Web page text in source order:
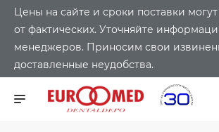
Цены на сайте и сроки поставки могут
от фактических. Уточняйте
менеджеров. Приносим свои
доставленные неудобства.